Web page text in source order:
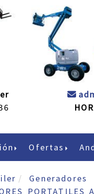
Ofertas
Generadores